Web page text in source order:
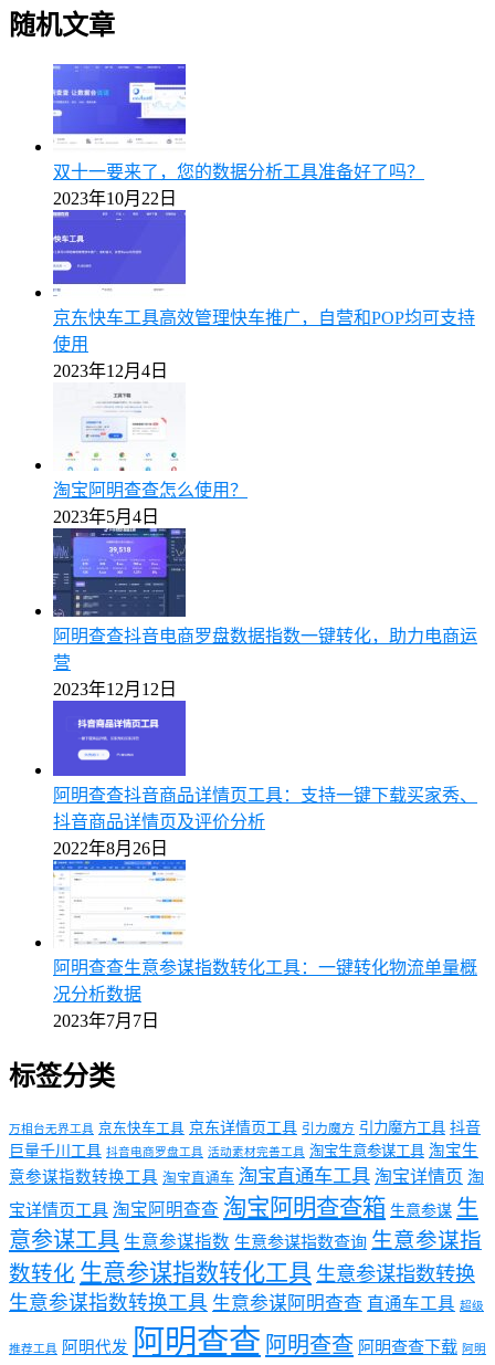
随机文章
双十一要来了，您的数据分析工具准备好了吗？
2023年10月22日
京东快车工具高效管理快车推广，自营和POP均可支持
使用
2023年12月4日
淘宝阿明查查怎么使用？
2023年5月4日
阿明查查抖音电商罗盘数据指数一键转化，助力电商运
营
2023年12月12日
阿明查查抖音商品详情页工具：支持一键下载买家秀、
抖音商品详情页及评价分析
2022年8月26日
阿明查查生意参谋指数转化工具：一键转化物流单量概
况分析数据
2023年7月7日
标签分类
万相台无界工具 京东快车工具 京东详情页工具 引力魔方 引力魔方工具 抖音
巨量千川工具 抖音电商罗盘工具 活动素材完善工具 淘宝生意参谋工具 淘宝生
意参谋指数转换工具 淘宝直通车 淘宝直通车工具 淘宝详情页 淘
宝详情页工具 淘宝阿明查查 淘宝阿明查查箱 生意参谋 生
意参谋工具 生意参谋指数 生意参谋指数查询 生意参谋指
数转化 生意参谋指数转化工具 生意参谋指数转换
生意参谋指数转换工具 生意参谋阿明查查 直通车工具 超级
推荐工具 阿明代发 阿明查查 阿明查查 阿明查查下载 阿明